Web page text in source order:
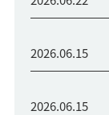
2026.06.15
2026.06.15